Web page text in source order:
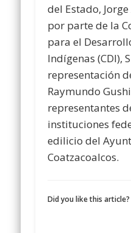
del Estado,
por parte de la
para el
Indígenas (CDI),
representación
Raymundo
representantes
instituciones
edilicio del
Coatzacoalcos.
Did you like this